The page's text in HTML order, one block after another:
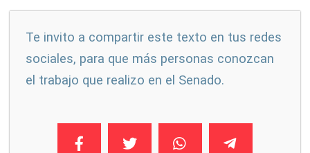
Te invito a compartir este texto en tus redes
sociales, para que más personas conozcan
el trabajo que realizo en el Senado.